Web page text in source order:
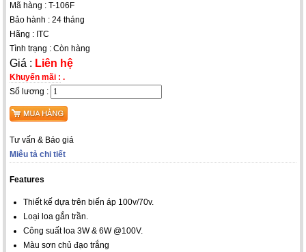
Mã hàng : T-106F
Bảo hành : 24 tháng
Hãng : ITC
Tình trạng : Còn hàng
Giá : Liên hệ
Khuyến mãi : .
Số lương :
Tư vấn & Báo giá
Miêu tả chi tiết
Features
Thiết kế dựa trên biến áp 100v/70v.
Loại loa gắn trần.
Công suất loa 3W & 6W @100V.
Màu sơn chủ đạo trắng